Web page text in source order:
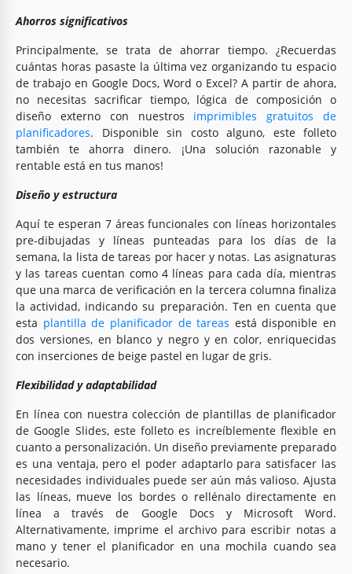
Ahorros significativos
Principalmente, se trata de ahorrar tiempo. ¿Recuerdas
cuántas horas pasaste la última vez organizando tu espacio
de trabajo en Google Docs, Word o Excel? A partir de ahora,
no necesitas sacrificar tiempo, lógica de composición o
diseño externo con nuestros imprimibles gratuitos de
planificadores. Disponible sin costo alguno, este folleto
también te ahorra dinero. ¡Una solución razonable y
rentable está en tus manos!
Diseño y estructura
Aquí te esperan 7 áreas funcionales con líneas horizontales
pre-dibujadas y líneas punteadas para los días de la
semana, la lista de tareas por hacer y notas. Las asignaturas
y las tareas cuentan como 4 líneas para cada día, mientras
que una marca de verificación en la tercera columna finaliza
la actividad, indicando su preparación. Ten en cuenta que
esta plantilla de planificador de tareas está disponible en
dos versiones, en blanco y negro y en color, enriquecidas
con inserciones de beige pastel en lugar de gris.
Flexibilidad y adaptabilidad
En línea con nuestra colección de plantillas de planificador
de Google Slides, este folleto es increíblemente flexible en
cuanto a personalización. Un diseño previamente preparado
es una ventaja, pero el poder adaptarlo para satisfacer las
necesidades individuales puede ser aún más valioso. Ajusta
las líneas, mueve los bordes o rellénalo directamente en
línea a través de Google Docs y Microsoft Word.
Alternativamente, imprime el archivo para escribir notas a
mano y tener el planificador en una mochila cuando sea
necesario.